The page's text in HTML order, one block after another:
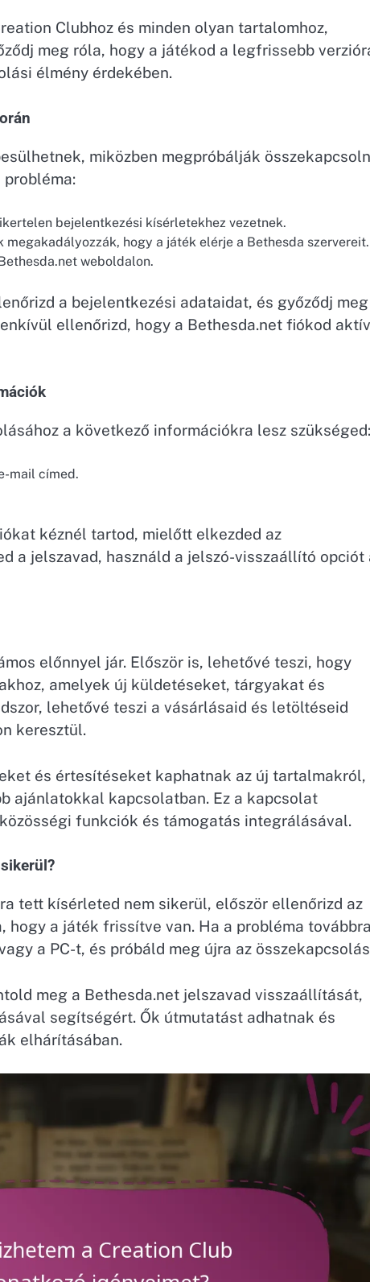
Clubhoz és minden olyan tartalomhoz,
meg róla, hogy a játékod a legfrissebb
élmény érdekében.
miközben megpróbálják
probléma:
bejelentkezési kísérletekhez vezetnek.
hogy a játék elérje a Bethesda szervereit.
weboldalon.
a bejelentkezési adataidat, és győződj meg
ellenőrizd, hogy a Bethesda.net fiókod aktív
a következő információkra lesz szükséged:
mail címed.
kéznél tartod, mielőtt elkezded az
a jelszavad, használd a jelszó-visszaállító opciót
előnnyel jár. Először is, lehetővé teszi, hogy
amelyek új küldetéseket, tárgyakat és
lehetővé teszi a vásárlásaid és letöltéseid
keresztül.
és értesítéseket kaphatnak az új tartalmakról,
ajánlatokkal kapcsolatban. Ez a kapcsolat
funkciók és támogatás integrálásával.
tett kísérleted nem sikerül, először ellenőrizd az
a játék frissítve van. Ha a probléma
a PC-t, és próbáld meg újra az
meg a Bethesda.net jelszavad visszaállítását,
segítségért. Ők útmutatást adhatnak és
elhárításában.